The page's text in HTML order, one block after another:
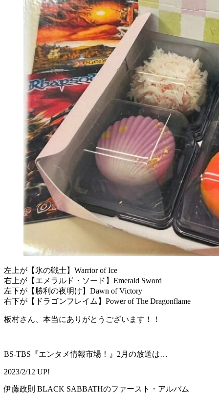
左上が【氷の戦士】Warrior of Ice
右上が【エメラルド・ソード】Emerald Sword
左下が【勝利の夜明け】Dawn of Victory
右下が【ドラゴンフレイム】Power of The Dragonflame
板村さん、本当にありがとうございます！！
BS-TBS『エンタメ情報市場！』2月の放送は…
2023/2/12 UP!
伊藤政則 BLACK SABBATHのファースト・アルバム